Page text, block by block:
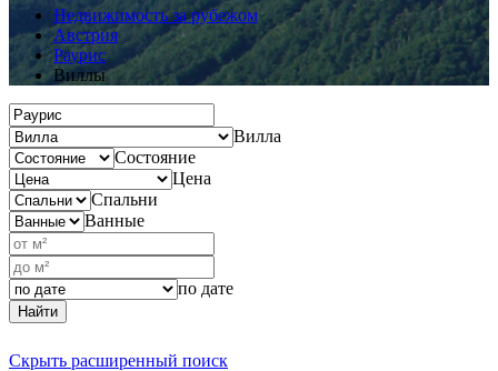
Недвижимость за рубежом
Австрия
Раурис
Виллы
Вилла
Состояние
Цена
Спальни
Ванные
по дате
Найти
Скрыть расширенный поиск